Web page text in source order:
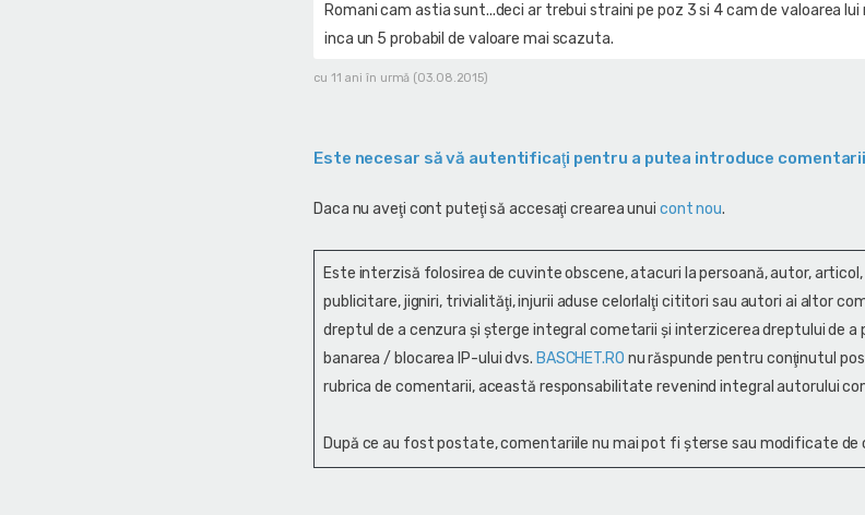
Romani cam astia sunt...deci ar trebui straini pe poz 3 si 4 cam de valoarea lui
inca un 5 probabil de valoare mai scazuta.
cu 11 ani în urmă (03.08.2015)
Este necesar să vă autentificaţi pentru a putea introduce
Daca nu aveţi cont puteţi să accesaţi crearea unui cont nou.
Este interzisă folosirea de cuvinte obscene, atacuri la persoană, autor,
publicitare, jigniri, trivialităţi, injurii aduse celorlalţi cititori sau autori ai altor
dreptul de a cenzura și şterge integral cometarii și interzicerea dreptului de a
banarea / blocarea IP-ului dvs. BASCHET.RO nu răspunde pentru conţinutul
rubrica de comentarii, această responsabilitate revenind integral autorului
După ce au fost postate, comentariile nu mai pot fi șterse sau modificate